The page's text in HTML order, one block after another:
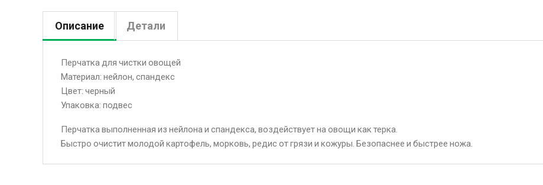
Описание Детали
Перчатка для чистки овощей
Материал: нейлон, спандекс
Цвет: черный
Упаковка: подвес
Перчатка выполненная из нейлона и спандекса, воздействует на овощи как терка.
Быстро очистит молодой картофель, морковь, редис от грязи и кожуры. Безопаснее и быстрее ножа.